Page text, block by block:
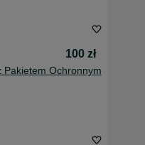
100 zł
Pakietem Ochronnym